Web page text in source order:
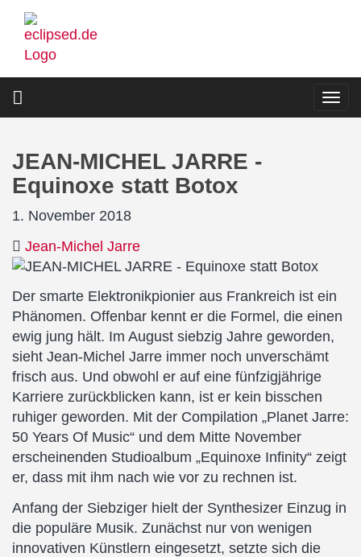
Direkt
zum
Inhalt
JEAN-MICHEL JARRE -
Equinoxe statt Botox
1. November 2018
Jean-Michel Jarre
Der smarte Elektronikpionier aus Frankreich ist ein
Phänomen. Offenbar kennt er die Formel, die einen
ewig jung hält. Im August siebzig Jahre geworden,
sieht Jean-Michel Jarre immer noch unverschämt
frisch aus. Und obwohl er auf eine fünfzigjährige
Karriere zurückblicken kann, ist er kein bisschen
ruhiger geworden. Mit der Compilation „Planet Jarre:
50 Years Of Music“ und dem Mitte November
erscheinenden Studioalbum „Equinoxe Infinity“ zeigt
er, dass mit ihm nach wie vor zu rechnen ist.
Anfang der Siebziger hielt der Synthesizer Einzug in
die populäre Musik. Zunächst nur von wenigen
innovativen Künstlern eingesetzt, setzte sich die